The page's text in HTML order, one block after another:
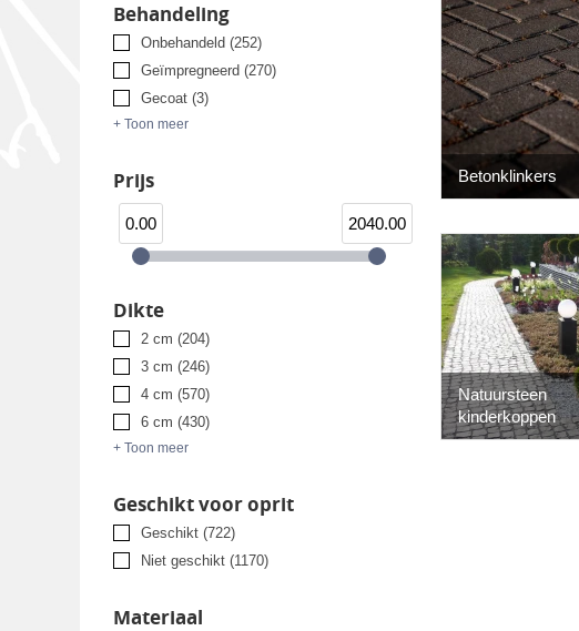
Behandeling
Onbehandeld (252)
Geïmpregneerd (270)
Gecoat (3)
+ Toon meer
Prijs
0.00 2040.00
Dikte
2 cm (204)
3 cm (246)
4 cm (570)
6 cm (430)
+ Toon meer
Geschikt voor oprit
Geschikt (722)
Niet geschikt (1170)
Materiaal
Betonklinkers
Natuursteen
kinderkoppen